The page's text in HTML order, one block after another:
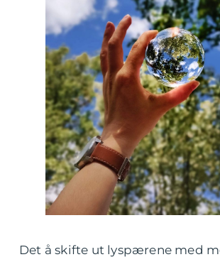
Det å skifte ut lyspærene med